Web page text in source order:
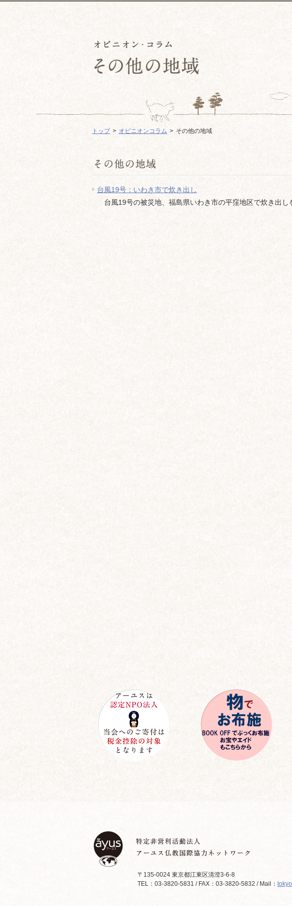
トップ オピニオンコラム その他の地域
台風19号：いわき市で炊き出し
台風19号の被災地、福島県いわき市の平窪地区で炊き出
〒135-0024 東京都江東区清澄3-6-8
TEL：03-3820-5831 / FAX：03-3820-5832 / Mail：